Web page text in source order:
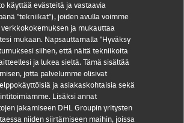
käyttää evästeitä ja vastaavia
"tekniikat"), joiden avulla voimme
ja mukauttaa
mukaan. Napsauttamalla "Hyväksy
siihen, että näitä tekniikoita
ja lukea sieltä. Tämä sisältää
jotta palvelumme olisivat
ja asiakaskohtaisia sekä
Lisäksi annat
jakamiseen DHL Groupin yritysten
niiden siirtämiseen maihin, joissa